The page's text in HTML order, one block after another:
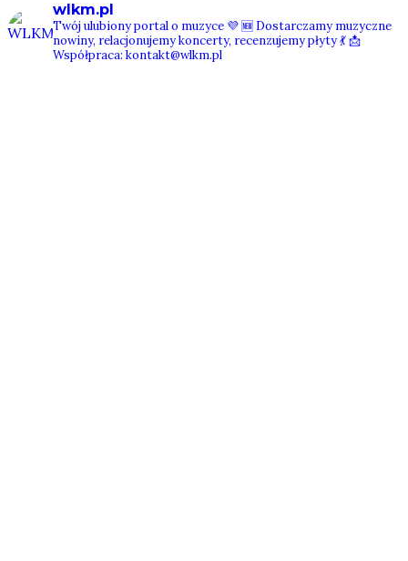
wlkm.pl
Twój ulubiony portal o muzyce 💜 🆕 Dostarczamy muzyczne
nowiny, relacjonujemy koncerty, recenzujemy płyty 💃📩
Współpraca: kontakt@wlkm.pl